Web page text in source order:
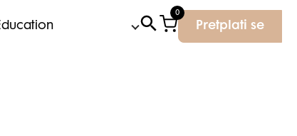
0
Pretplati se